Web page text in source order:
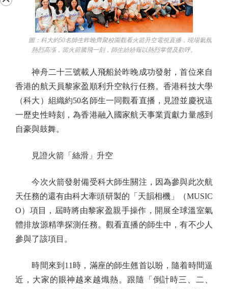
圖：科大約50名師生昨晚齊聚校園觀看火箭升空電視直播，現場氣氛
熱烈高漲，當火箭騰飛一刻，師生紛紛報以熱烈掌聲及歡呼。
神舟二十三號載人飛船於昨晚成功發射，首位來自
香港的航天員黎家盈順利升空執行任務。香港科技大學
（科大）組織約50名師生一同觀看直播，見證並慶祝這
一歷史性時刻，為香港融入國家航天事業貢獻力量感到
自豪與鼓舞。
見證火箭「絲滑」升空
今次火箭發射備受科大師生關注，因為參與此次航
天任務的還有由科大牽頭研製的「天韻相機」（MUSIC
O）項目，屆時將由黎家盈親手操作，開展全球溫室氣
體排放源精準探測任務。觀看直播的師生中，有不少人
參與了該項目。
時間來到11時，滿座的師生翹首以盼，隨着時間逼
近，大家的眼神越來越熾熱。跟隨「倒計時三、二、